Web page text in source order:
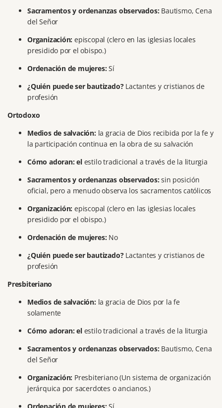
Sacramentos y ordenanzas observados: Bautismo, Cena
del Señor
Organización: episcopal (clero en las iglesias locales
presidido por el obispo.)
Ordenación de mujeres:Sí
¿Quién puede ser bautizado? Lactantes y cristianos de
profesión
Ortodoxo
Medios de salvación: la gracia de Dios recibida por la fe y
la participación continua en la obra de su salvación
Cómo adoran: el estilo tradicional a través de la liturgia
Sacramentos y ordenanzas observados:sin posición
oficial, pero a menudo observa los sacramentos católicos
Organización: episcopal (clero en las iglesias locales
presidido por el obispo.)
Ordenación de mujeres: No
¿Quién puede ser bautizado? Lactantes y cristianos de
profesión
Presbiteriano
Medios de salvación: la gracia de Dios por la fe
solamente
Cómo adoran: el estilo tradicional a través de la liturgia
Sacramentos y ordenanzas observados: Bautismo, Cena
del Señor
Organización: Presbiteriano (Un sistema de organización
jerárquica por sacerdotes o ancianos.)